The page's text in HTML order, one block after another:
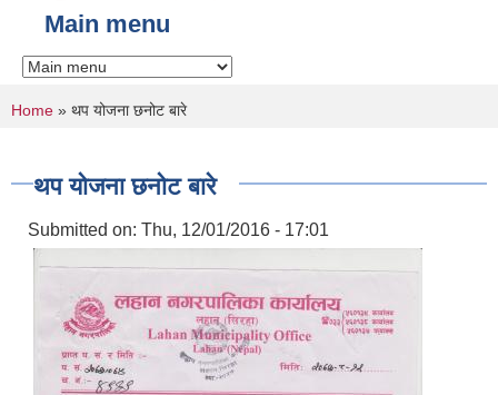
Main menu
You are here
Home » थप योजना छनोट बारे
थप योजना छनोट बारे
Submitted on: Thu, 12/01/2016 - 17:01